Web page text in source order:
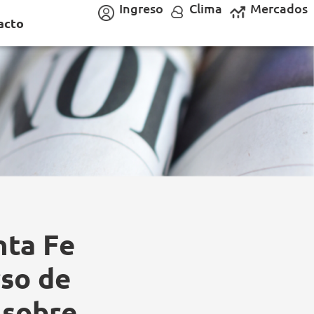
Ingreso Clima Mercados
Fe
de